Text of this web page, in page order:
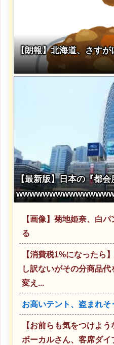
【朗報】北海道、さす
【最新版】日本の『都
【画像】菊地姫奈、白
る
【消費税1%になったら
し訳ないがその分商品
変え...
お高いテント、盗まれそ
【お前らも気をつけよ
ボーカルさん、客席ダ